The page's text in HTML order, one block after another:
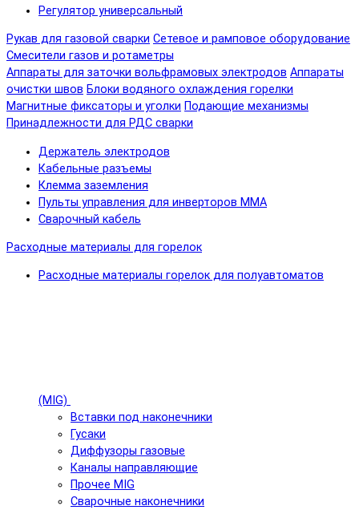
Регулятор универсальный
Рукав для газовой сварки Сетевое и рамповое оборудование
Смесители газов и ротаметры
Аппараты для заточки вольфрамовых электродов Аппараты
очистки швов Блоки водяного охлаждения горелки
Магнитные фиксаторы и уголки Подающие механизмы
Принадлежности для РДС сварки
Держатель электродов
Кабельные разъемы
Клемма заземления
Пульты управления для инверторов MMA
Сварочный кабель
Расходные материалы для горелок
Расходные материалы горелок для полуавтоматов
(MIG)
Вставки под наконечники
Гусаки
Диффузоры газовые
Каналы направляющие
Прочее MIG
Сварочные наконечники